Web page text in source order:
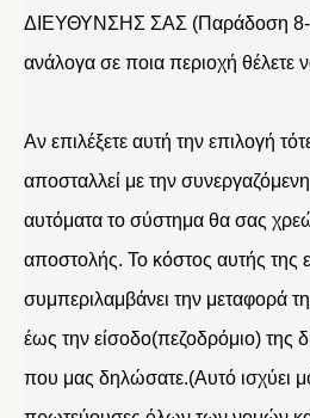
ΔΙΕΥΘΥΝΣΗΣ ΣΑΣ (Παράδοση 8-
ανάλογα σε ποια περιοχή θέλετε
Αν επιλέξετε αυτή την επιλογή
αποσταλλεί με την συνεργαζόμενη
αυτόματα το σύστημα θα σας
αποστολής. Το κόστος αυτής της
συμπεριλαμβάνει την μεταφορά
έως την είσοδο(πεζοδρόμιο) της
που μας δηλώσατε.(Αυτό ισχύει